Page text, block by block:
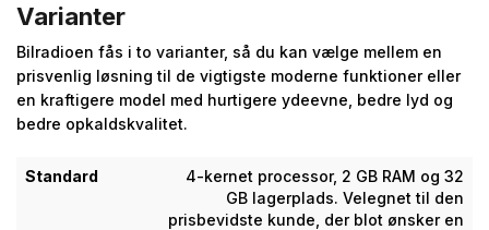
Varianter
Bilradioen fås i to varianter, så du kan vælge mellem en
prisvenlig løsning til de vigtigste moderne funktioner eller
en kraftigere model med hurtigere ydeevne, bedre lyd og
bedre opkaldskvalitet.
Standard
4-kernet processor, 2 GB RAM og 32
GB lagerplads. Velegnet til den
prisbevidste kunde, der blot ønsker en